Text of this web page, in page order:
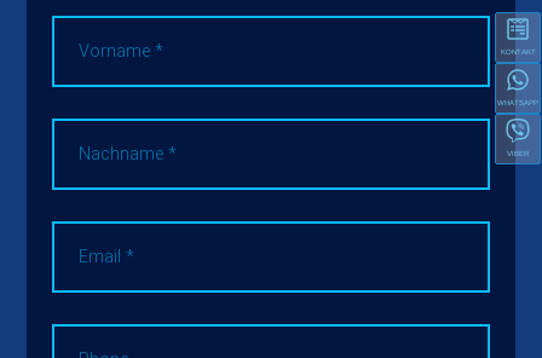
KONTAKT
WHATSAPP
VIBER